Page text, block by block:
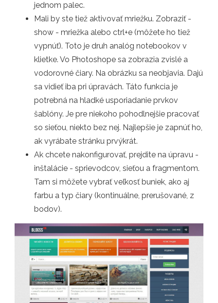
jednom palec.
Mali by ste tiež aktivovať mriežku. Zobraziť -
show - mriežka alebo ctrl+e (môžete ho tiež
vypnúť). Toto je druh analóg notebookov v
klietke. Vo Photoshope sa zobrazia zvislé a
vodorovné čiary. Na obrázku sa neobjavia. Dajú
sa vidieť iba pri úpravách. Táto funkcia je
potrebná na hladké usporiadanie prvkov
šablóny. Je pre niekoho pohodlnejšie pracovať
so sieťou, niekto bez nej. Najlepšie je zapnúť ho,
ak vyrábate stránku prvýkrát.
Ak chcete nakonfigurovať, prejdite na úpravu -
inštalácie - sprievodcov, sieťou a fragmentom.
Tam si môžete vybrať veľkosť buniek, ako aj
farbu a typ čiary (kontinuálne, prerušované, z
bodov).